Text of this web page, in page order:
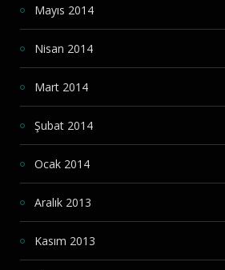
Mayıs 2014
Nisan 2014
Mart 2014
Şubat 2014
Ocak 2014
Aralık 2013
Kasım 2013